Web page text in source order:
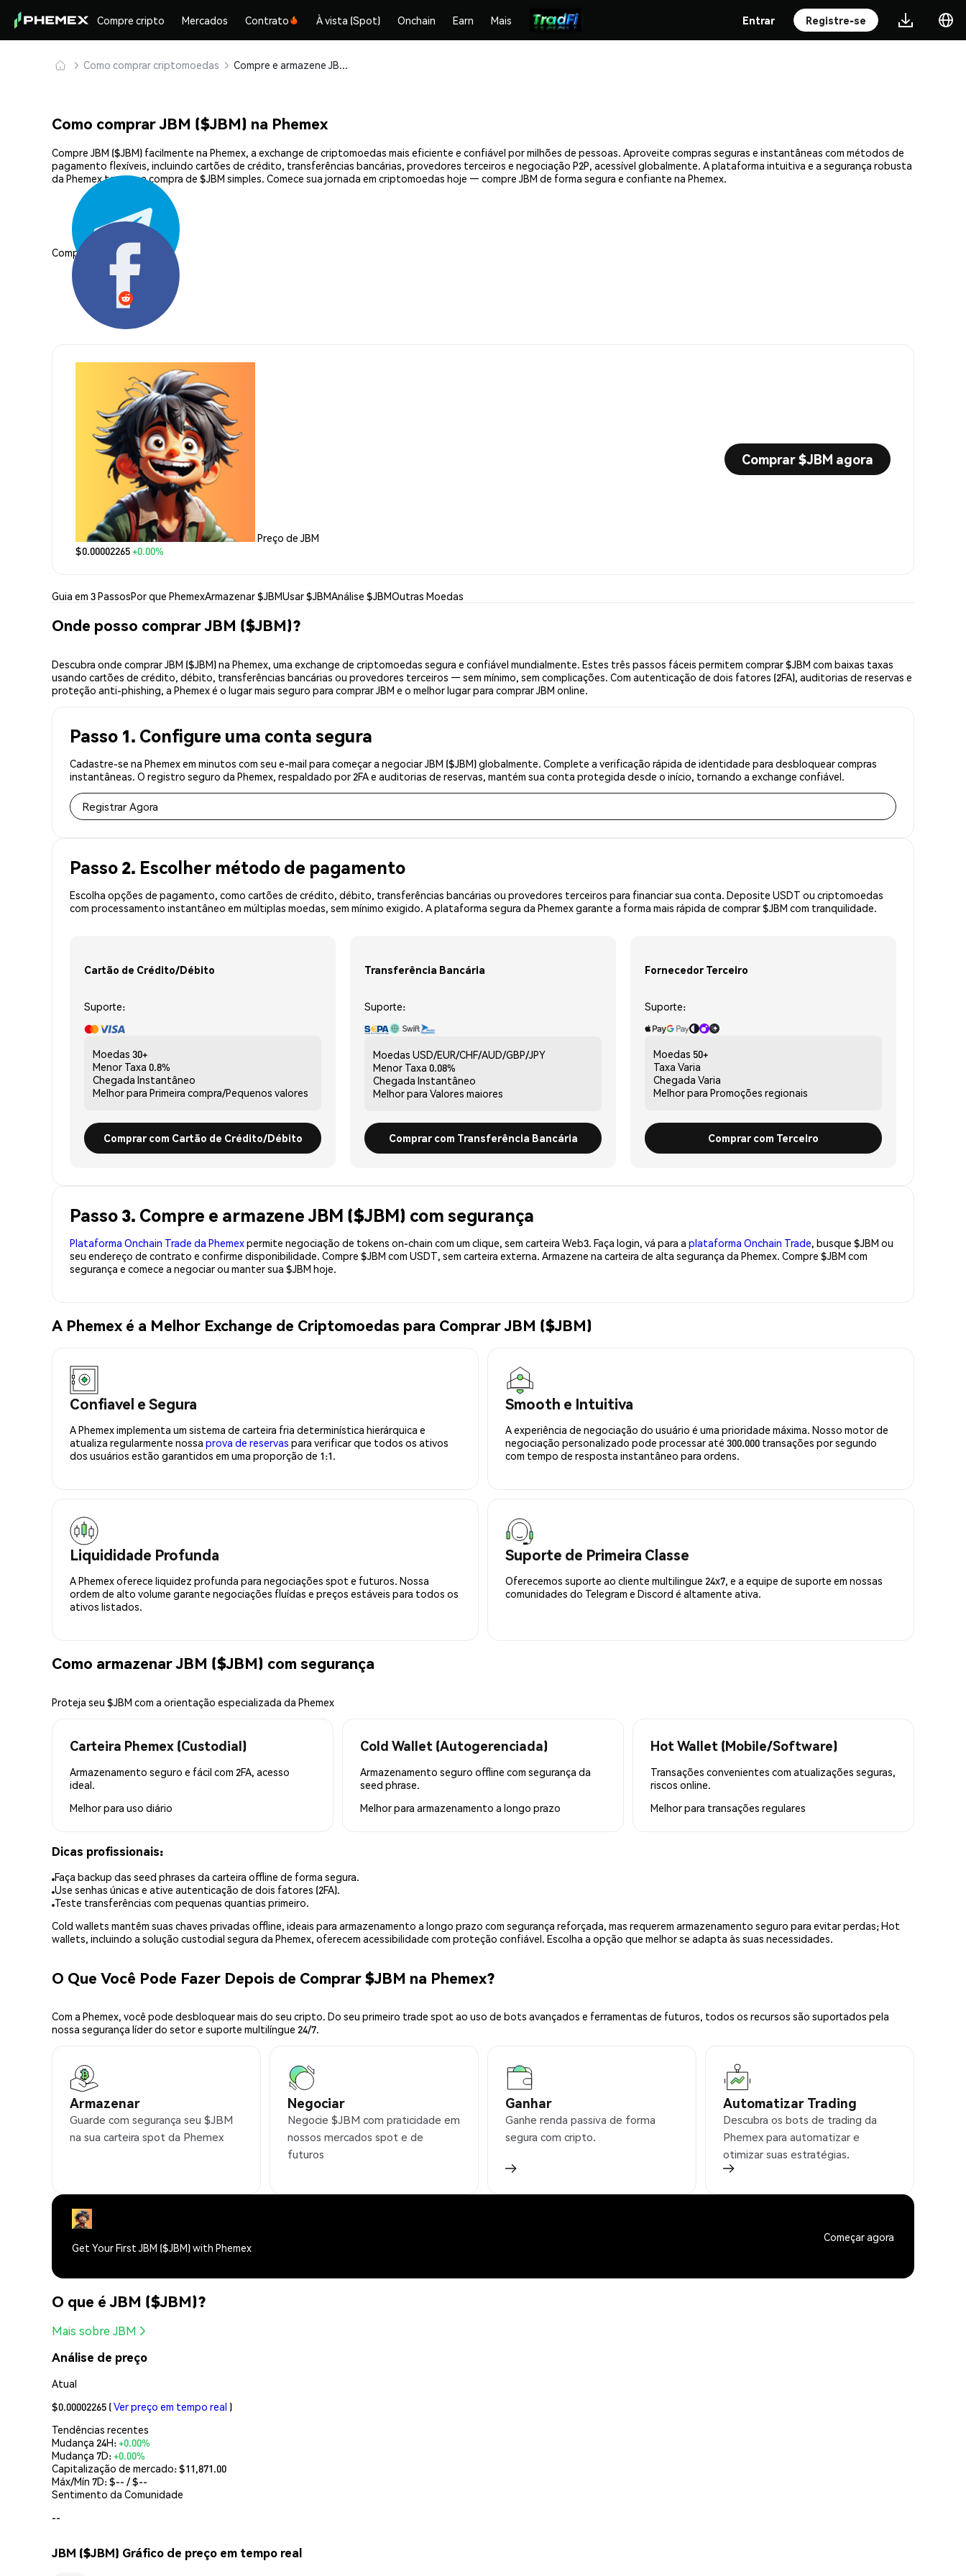
Compre cripto Mercados Contrato À vista (Spot) Onchain Earn Mais Entrar Registre-se
Como comprar criptomoedas Compre e armazene JBM ($JBM) com segurança
Como comprar JBM ($JBM) na Phemex
Compre JBM ($JBM) facilmente na Phemex, a exchange de criptomoedas mais eficiente e confiável por milhões de pessoas. Aproveite compras seguras e instantâneas com métodos de
pagamento flexíveis, incluindo cartões de crédito, transferências bancárias, provedores terceiros e negociação P2P, acessível globalmente. A plataforma intuitiva e a segurança robusta
da Phemex tornam a compra de $JBM simples. Comece sua jornada em criptomoedas hoje — compre JBM de forma segura e confiante na Phemex.
Compartilhar:
Preço de JBM
$0.00002265+0.00%
Comprar $JBM agora
Guia em 3 PassosPor que PhemexArmazenar $JBMUsar $JBMAnálise $JBMOutras Moedas
Onde posso comprar JBM ($JBM)?
Descubra onde comprar JBM ($JBM) na Phemex, uma exchange de criptomoedas segura e confiável mundialmente. Estes três passos fáceis permitem comprar $JBM com baixas taxas
usando cartões de crédito, débito, transferências bancárias ou provedores terceiros — sem mínimo, sem complicações. Com autenticação de dois fatores (2FA), auditorias de reservas e
proteção anti-phishing, a Phemex é o lugar mais seguro para comprar JBM e o melhor lugar para comprar JBM online.
Passo 1. Configure uma conta segura
Cadastre-se na Phemex em minutos com seu e-mail para começar a negociar JBM ($JBM) globalmente. Complete a verificação rápida de identidade para desbloquear compras
instantâneas. O registro seguro da Phemex, respaldado por 2FA e auditorias de reservas, mantém sua conta protegida desde o início, tornando a exchange confiável.
Registrar Agora
Passo 2. Escolher método de pagamento
Escolha opções de pagamento, como cartões de crédito, débito, transferências bancárias ou provedores terceiros para financiar sua conta. Deposite USDT ou criptomoedas
com processamento instantâneo em múltiplas moedas, sem mínimo exigido. A plataforma segura da Phemex garante a forma mais rápida de comprar $JBM com tranquilidade.
Cartão de Crédito/Débito
Suporte:
Moedas 30+
Menor Taxa 0.8%
Chegada Instantâneo
Melhor para Primeira compra/Pequenos valores
Comprar com Cartão de Crédito/Débito
Transferência Bancária
Suporte:
Moedas USD/EUR/CHF/AUD/GBP/JPY
Menor Taxa 0.08%
Chegada Instantâneo
Melhor para Valores maiores
Comprar com Transferência Bancária
Fornecedor Terceiro
Suporte:
Moedas 50+
Taxa Varia
Chegada Varia
Melhor para Promoções regionais
Comprar com Terceiro
Passo 3. Compre e armazene JBM ($JBM) com segurança
Plataforma Onchain Trade da Phemexpermite negociação de tokens on-chain com um clique, sem carteira Web3. Faça login, vá para a plataforma Onchain Trade, busque $JBM ou
seu endereço de contrato e confirme disponibilidade. Compre $JBM com USDT, sem carteira externa. Armazene na carteira de alta segurança da Phemex. Compre $JBM com
segurança e comece a negociar ou manter sua $JBM hoje.
A Phemex é a Melhor Exchange de Criptomoedas para Comprar JBM ($JBM)
Confiavel e Segura
A Phemex implementa um sistema de carteira fria determinística hierárquica e
atualiza regularmente nossa prova de reservas para verificar que todos os ativos
dos usuários estão garantidos em uma proporção de 1:1.
Smooth e Intuitiva
A experiência de negociação do usuário é uma prioridade máxima. Nosso motor de
negociação personalizado pode processar até 300.000 transações por segundo
com tempo de resposta instantâneo para ordens.
Liquididade Profunda
A Phemex oferece liquidez profunda para negociações spot e futuros. Nossa
ordem de alto volume garante negociações fluídas e preços estáveis para todos os
ativos listados.
Suporte de Primeira Classe
Oferecemos suporte ao cliente multilingue 24x7, e a equipe de suporte em nossas
comunidades do Telegram e Discord é altamente ativa.
Como armazenar JBM ($JBM) com segurança
Proteja seu $JBM com a orientação especializada da Phemex
Carteira Phemex (Custodial)
Armazenamento seguro e fácil com 2FA, acesso
ideal.
Melhor para uso diário
Cold Wallet (Autogerenciada)
Armazenamento seguro offline com segurança da
seed phrase.
Melhor para armazenamento a longo prazo
Hot Wallet (Mobile/Software)
Transações convenientes com atualizações seguras,
riscos online.
Melhor para transações regulares
Dicas profissionais:
Faça backup das seed phrases da carteira offline de forma segura.
Use senhas únicas e ative autenticação de dois fatores (2FA).
Teste transferências com pequenas quantias primeiro.
Cold wallets mantêm suas chaves privadas offline, ideais para armazenamento a longo prazo com segurança reforçada, mas requerem armazenamento seguro para evitar perdas; Hot
wallets, incluindo a solução custodial segura da Phemex, oferecem acessibilidade com proteção confiável. Escolha a opção que melhor se adapta às suas necessidades.
O Que Você Pode Fazer Depois de Comprar $JBM na Phemex?
Com a Phemex, você pode desbloquear mais do seu cripto. Do seu primeiro trade spot ao uso de bots avançados e ferramentas de futuros, todos os recursos são suportados pela
nossa segurança líder do setor e suporte multilíngue 24/7.
Armazenar
Guarde com segurança seu $JBM
na sua carteira spot da Phemex
Negociar
Negocie $JBM com praticidade em
nossos mercados spot e de
futuros
Ganhar
Ganhe renda passiva de forma
segura com cripto.
Automatizar Trading
Descubra os bots de trading da
Phemex para automatizar e
otimizar suas estratégias.
Get Your First JBM ($JBM) with Phemex
Começar agora
O que é JBM ($JBM)?
Mais sobre JBM
Análise de preço
Atual
$0.00002265 (Ver preço em tempo real )
Tendências recentes
Mudança 24H:+0.00%
Mudança 7D:+0.00%
Capitalização de mercado:$11,871.00
Máx/Mín 7D: $-- / $--
Sentimento da Comunidade
--
JBM ($JBM) Gráfico de preço em tempo real